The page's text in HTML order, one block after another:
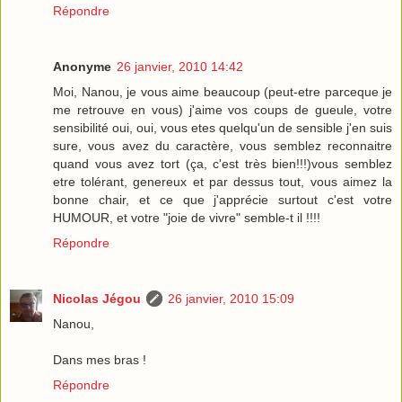
Répondre
Anonyme 26 janvier, 2010 14:42
Moi, Nanou, je vous aime beaucoup (peut-etre parceque je
me retrouve en vous) j'aime vos coups de gueule, votre
sensibilité oui, oui, vous etes quelqu'un de sensible j'en suis
sure, vous avez du caractère, vous semblez reconnaitre
quand vous avez tort (ça, c'est très bien!!!)vous semblez
etre tolérant, genereux et par dessus tout, vous aimez la
bonne chair, et ce que j'apprécie surtout c'est votre
HUMOUR, et votre "joie de vivre" semble-t il !!!!
Répondre
Nicolas Jégou
26 janvier, 2010 15:09
Nanou,
Dans mes bras !
Répondre